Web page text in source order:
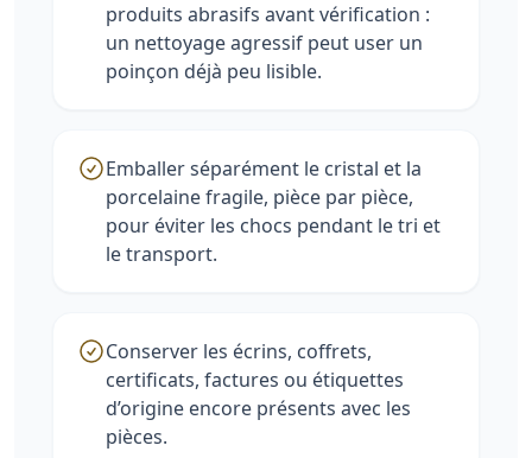
produits abrasifs avant vérification :
un nettoyage agressif peut user un
poinçon déjà peu lisible.
Emballer séparément le cristal et la
porcelaine fragile, pièce par pièce,
pour éviter les chocs pendant le tri et
le transport.
Conserver les écrins, coffrets,
certificats, factures ou étiquettes
d’origine encore présents avec les
pièces.